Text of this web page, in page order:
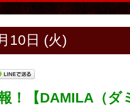
10日 (火)
！【DAMILA（ダ